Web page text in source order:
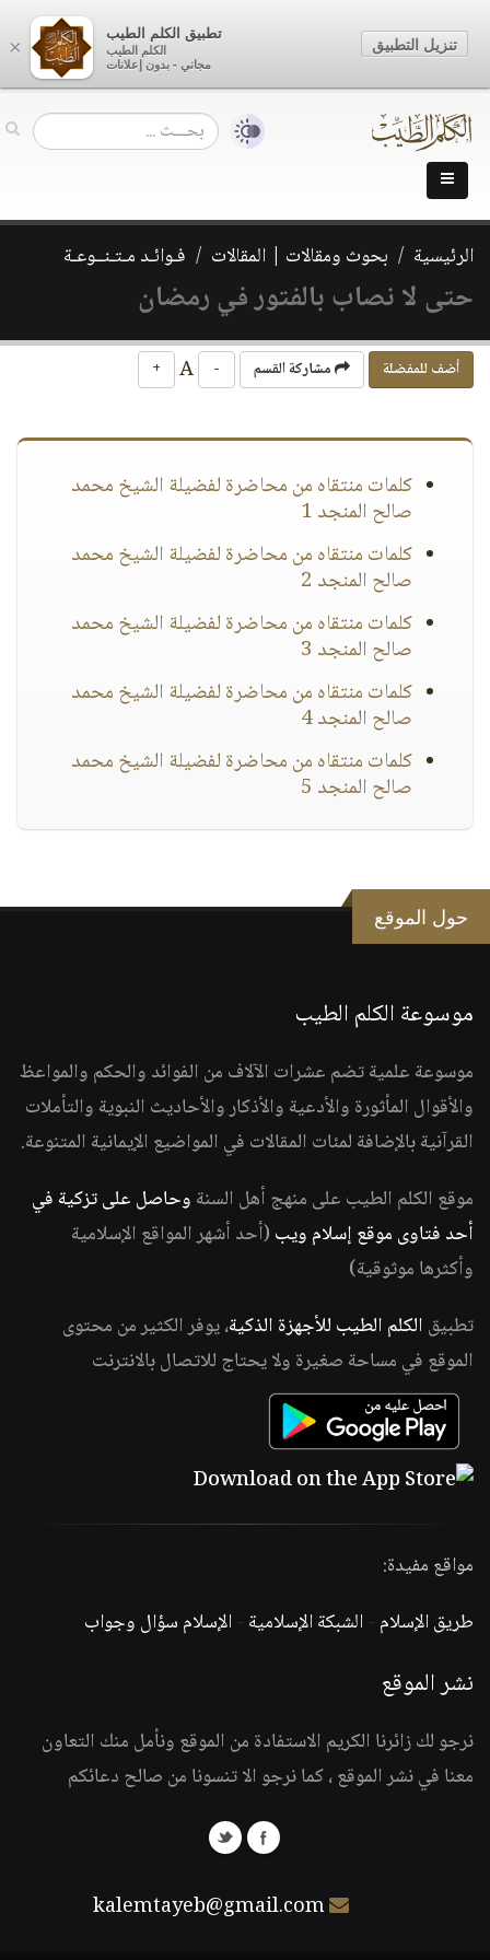
الرئيسية بحوث ومقالات | المقالات فـوائـد مـتـنــوعـة
حتى لا نصاب بالفتور في رمضان
أضف للمفضلة مشاركة القسم -
+
كلمات منتقاه من محاضرة لفضيلة الشيخ محمد
صالح المنجد 1
كلمات منتقاه من محاضرة لفضيلة الشيخ محمد
صالح المنجد 2
كلمات منتقاه من محاضرة لفضيلة الشيخ محمد
صالح المنجد 3
كلمات منتقاه من محاضرة لفضيلة الشيخ محمد
صالح المنجد 4
كلمات منتقاه من محاضرة لفضيلة الشيخ محمد
صالح المنجد 5
حول الموقع
موسوعة الكلم الطيب
موسوعة علمية تضم عشرات الآلاف من الفوائد والحكم والمواعظ
والأقوال المأثورة والأدعية والأذكار والأحاديث النبوية والتأملات
القرآنية بالإضافة لمئات المقالات في المواضيع الإيمانية المتنوعة.
موقع الكلم الطيب على منهج أهل السنة وحاصل على تزكية في
أحد فتاوى موقع إسلام ويب (أحد أشهر المواقع الإسلامية
وأكثرها موثوقية)
تطبيق الكلم الطيب للأجهزة الذكية، يوفر الكثير من محتوى
الموقع في مساحة صغيرة ولا يحتاج للاتصال بالانترنت
مواقع مفيدة:
طريق الإسلام -الشبكة الإسلامية -الإسلام سؤال وجواب
نشر الموقع
نرجو لك زائرنا الكريم الاستفادة من الموقع ونأمل منك التعاون
معنا في نشر الموقع ، كما نرجو الا تنسونا من صالح دعائكم
kalemtayeb@gmail.com
×
تطبيق الكلم الطيب
الكلم الطيب
مجاني - بدون إعلانات
تنزيل التطبيق